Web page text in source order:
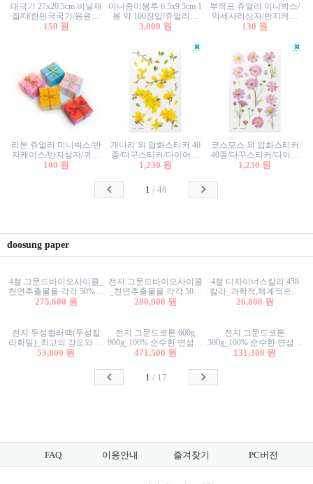
태극기 27x20.5cm 비닐재
질/대한민국국기/응원깃
발/행사깃발
150 원
미니종이봉투 6.5x9.5cm 1
봉 약 100장입/쥬얼리봉
투/증명사진봉투/악세사
3,000 원
부직포 쥬얼리 미니박스/
악세사리상자/반지케이
스/반지상자/귀걸이상자/
130 원
리본 쥬얼리 미니박스/반
지케이스/반지상자/귀걸
이상자/귀걸이박스/악세
100 원
개나리 외 압화스티커 40
종/다꾸스티커/다이어리
꾸미기/꽃스티커/자연물
1,230 원
코스모스 외 압화스티커
40종/다꾸스티커/다이어
리꾸미기/꽃스티커/자연
1,230 원
1 /46
doosung paper
4절 그문드바이오사이클_
천연추출물을 각각 50%이
상 함유한 친환경그래픽
275,600 원
전지 그문드바이오사이클
_천연추출물을 각각 50%
이상 함유한 친환경그래
280,900 원
4절 디자이너스칼라 458
칼라_과학적,체계적으로
분류된 200색을 갖춘 색지
26,800 원
전지 두성컬러팩(두성칼
라화일)_최고의 강도와 평
활성을 지닌 다양한 컬러
53,800 원
전지 그문드코튼 600g
900g_100% 순수한 면섬유
로 만든 친환경프리미엄
471,500 원
전지 그문드코튼
300g_100% 순수한 면섬유
로 만든 친환경프리미엄
131,300 원
1 / 17
FAQ 이용안내 즐겨찾기 PC버전